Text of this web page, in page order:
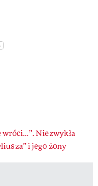
wróci…”. Niezwykła
i jego żony